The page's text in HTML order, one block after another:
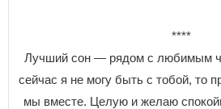
****
Лучший сон ― рядом с любимым
сейчас я не могу быть с тобой, то
мы вместе. Целую и желаю